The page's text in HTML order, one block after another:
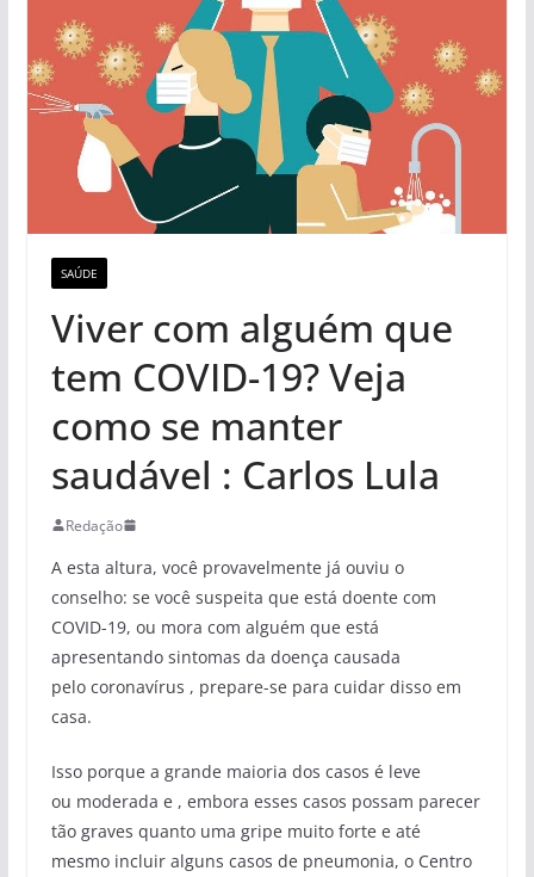
SAÚDE
Viver com alguém que
tem COVID-19? Veja
como se manter
saudável : Carlos Lula
Redação
A esta altura, você provavelmente já ouviu o
conselho: se você suspeita que está doente com
COVID-19, ou mora com alguém que está
apresentando sintomas da doença causada
pelo coronavírus , prepare-se para cuidar disso em
casa.
Isso porque a grande maioria dos casos é leve
ou moderada e , embora esses casos possam parecer
tão graves quanto uma gripe muito forte e até
mesmo incluir alguns casos de pneumonia, o Centro